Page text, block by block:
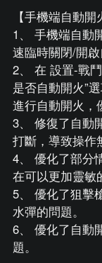
【手機端自動開
1、 手機端自動
速臨時關閉/開啟
2、 在 設置-戰
是否自動開火”
進行自動開火，
3、 修復了自動
打斷，導致操作
4、 優化了部分
在可以更加靈敏
5、 優化了狙擊
水彈的問題。
6、 優化了自動
題。